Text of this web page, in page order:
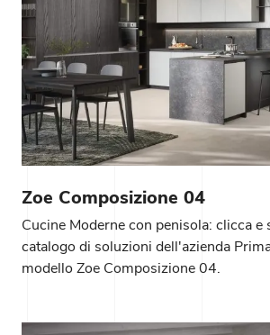
Zoe Composizione 04
Cucine Moderne con penisola: clicca
catalogo di soluzioni dell'azienda
modello Zoe Composizione 04.